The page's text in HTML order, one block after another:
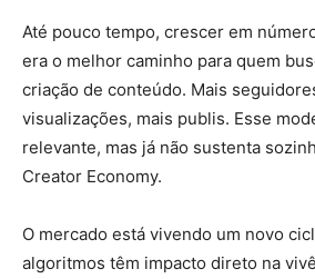
Até pouco tempo, crescer em
era o melhor caminho para quem
criação de conteúdo. Mais
visualizações, mais publis. Esse
relevante, mas já não sustenta
Creator Economy.
O mercado está vivendo um novo
algoritmos têm impacto direto na